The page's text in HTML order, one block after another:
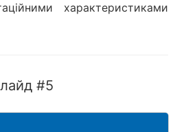
характеристиками
#5